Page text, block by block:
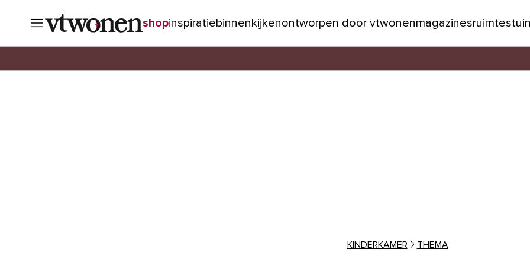
shopinspiratiebinnenkijkenontworpen door vtwonenmagazinesruimtestuin
KINDERKAMER THEMA